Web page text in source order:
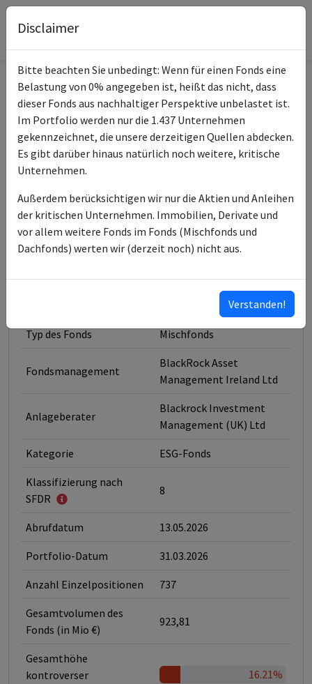
Informationen zum Fonds
Name
BlackRock Tactical Opps
Fund Class D USD Acc
ISIN des Fonds
ISINs weiterer
Anteilsklassen
IE000BQPOC41
IE00BK4PZS36
IE00BK4PZR29
IE00BK4PZX88
ISINs ausklappen
Typ des Fonds Mischfonds
Fondsmanagement
BlackRock Asset
Management Ireland Ltd
Anlageberater
Blackrock Investment
Management (UK) Ltd
Kategorie ESG-Fonds
Klassifizierung nach
SFDR
8
Abrufdatum 13.05.2026
Portfolio-Datum 31.03.2026
Anzahl Einzelpositionen 737
Gesamtvolumen des
Fonds (in Mio €)
923,81
Gesamthöhe
kontroverser
16.21%
Disclaimer
Bitte beachten Sie unbedingt: Wenn für einen Fonds eine
Belastung von 0% angegeben ist, heißt das nicht, dass
dieser Fonds aus nachhaltiger Perspektive unbelastet ist.
Im Portfolio werden nur die 1.437 Unternehmen
gekennzeichnet, die unsere derzeitigen Quellen abdecken.
Es gibt darüber hinaus natürlich noch weitere, kritische
Unternehmen.
Außerdem berücksichtigen wir nur die Aktien und Anleihen
der kritischen Unternehmen. Immobilien, Derivate und
vor allem weitere Fonds im Fonds (Mischfonds und
Dachfonds) werten wir (derzeit noch) nicht aus.
Verstanden!